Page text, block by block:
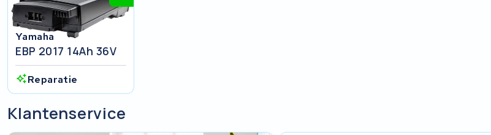
Yamaha
EBP 2017 14Ah 36V
Reparatie
Klantenservice